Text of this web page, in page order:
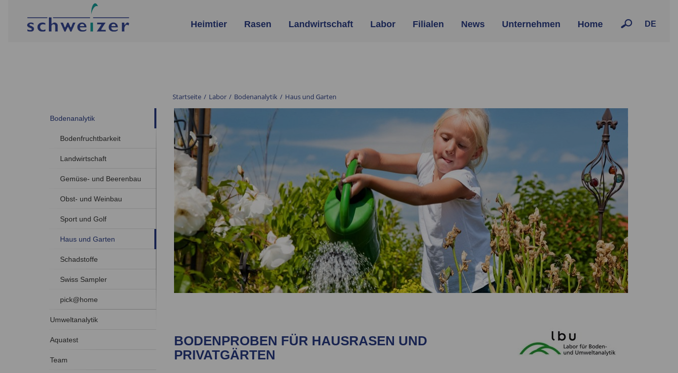
DE
Heimtier Rasen Landwirtschaft Labor Filialen News Unternehmen Home
Startseite / Labor / Bodenanalytik / Haus und Garten
Bodenanalytik
Bodenfruchtbarkeit
Landwirtschaft
Gemüse- und Beerenbau
Obst- und Weinbau
Sport und Golf
Haus und Garten
Schadstoffe
Swiss Sampler
pick@home
Umweltanalytik
Aquatest
Team
BODENPROBEN FÜR HAUSRASEN UND
PRIVATGÄRTEN